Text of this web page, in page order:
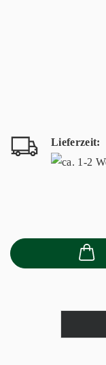
Lieferzeit: